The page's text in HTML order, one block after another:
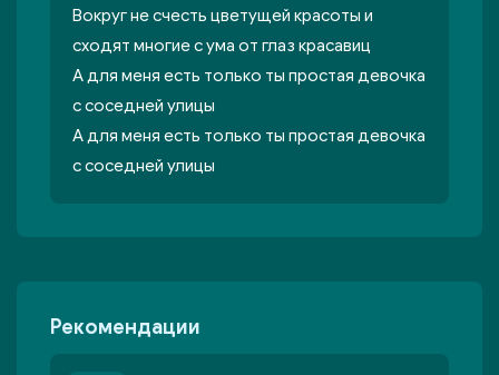
Вокруг не счесть цветущей красоты и
сходят многие с ума от глаз красавиц
А для меня есть только ты простая девочка
с соседней улицы
А для меня есть только ты простая девочка
с соседней улицы
Рекомендации